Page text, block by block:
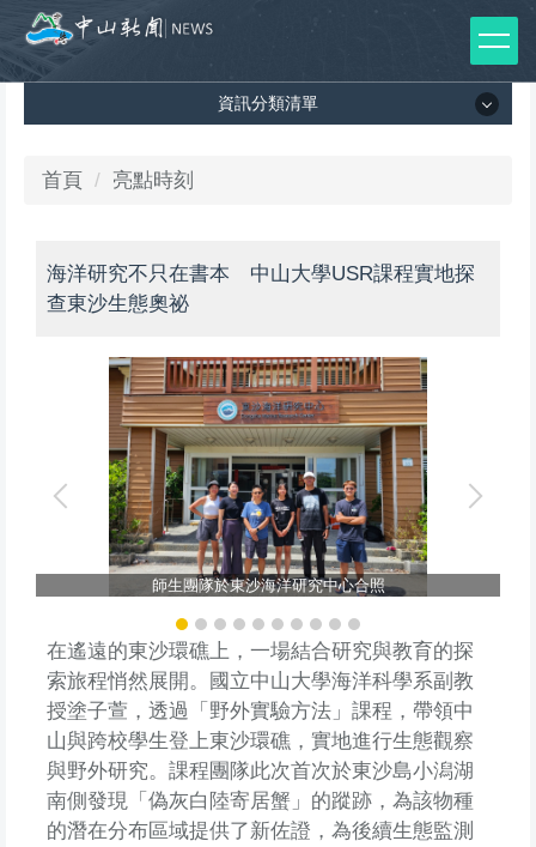
到
主
資訊分類清單
資訊分類清單
媒體報導
師生榮譽
首頁 亮點時刻
海洋研究不只在書本 中山大學USR課程實地探
查東沙生態奧祕
師生團隊於東沙海洋研究中心合照
在遙遠的東沙環礁上，一場結合研究與教育的探
索旅程悄然展開。國立中山大學海洋科學系副教
授塗子萱，透過「野外實驗方法」課程，帶領中
山與跨校學生登上東沙環礁，實地進行生態觀察
與野外研究。課程團隊此次首次於東沙島小潟湖
南側發現「偽灰白陸寄居蟹」的蹤跡，為該物種
的潛在分布區域提供了新佐證，為後續生態監測